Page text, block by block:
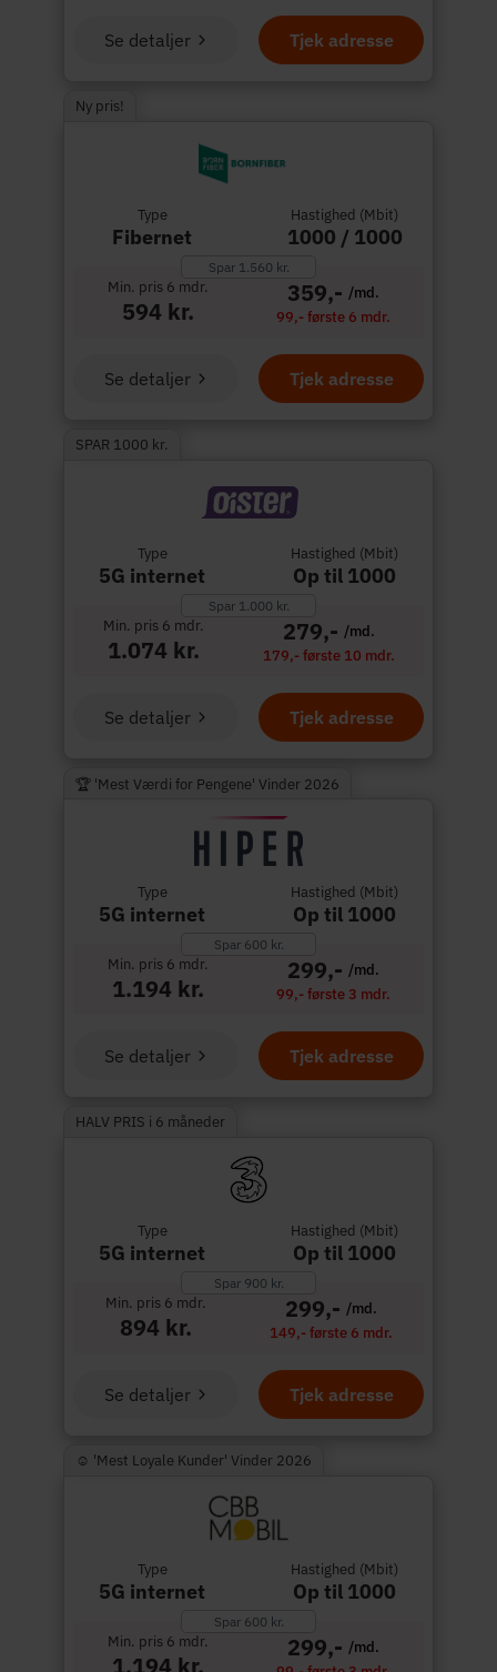
Tjek adresse
Se detaljer
Ny pris!
Type
Fibernet
Hastighed (Mbit)
1000 / 1000
Spar 1.560 kr.
Min. pris 6 mdr.
594 kr.
359,- /md.
99,- første 6 mdr.
Tjek adresse
Se detaljer
SPAR 1000 kr.
Type
5G internet
Hastighed (Mbit)
Op til 1000
Spar 1.000 kr.
Min. pris 6 mdr.
1.074 kr.
279,- /md.
179,- første 10 mdr.
Tjek adresse
Se detaljer
🏆 'Mest Værdi for Pengene' Vinder 2026
Type
5G internet
Hastighed (Mbit)
Op til 1000
Spar 600 kr.
Min. pris 6 mdr.
1.194 kr.
299,- /md.
99,- første 3 mdr.
Tjek adresse
Se detaljer
HALV PRIS i 6 måneder
Type
5G internet
Hastighed (Mbit)
Op til 1000
Spar 900 kr.
Min. pris 6 mdr.
894 kr.
299,- /md.
149,- første 6 mdr.
Tjek adresse
Se detaljer
☺︎ 'Mest Loyale Kunder' Vinder 2026
Type
5G internet
Hastighed (Mbit)
Op til 1000
Spar 600 kr.
Min. pris 6 mdr.
1.194 kr.
299,- /md.